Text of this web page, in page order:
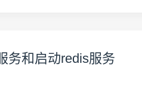
务和启动redis服务